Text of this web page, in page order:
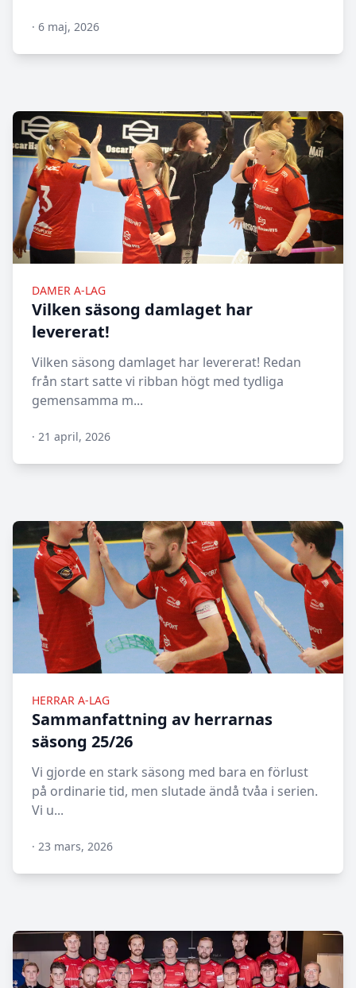
N/A
· 6 maj, 2026
DAMER A-LAG
Vilken säsong damlaget har
levererat!
Vilken säsong damlaget har levererat! Redan
från start satte vi ribban högt med tydliga
gemensamma m...
N/A
· 21 april, 2026
HERRAR A-LAG
Sammanfattning av herrarnas
säsong 25/26
Vi gjorde en stark säsong med bara en förlust
på ordinarie tid, men slutade ändå tvåa i serien.
Vi u...
N/A
· 23 mars, 2026